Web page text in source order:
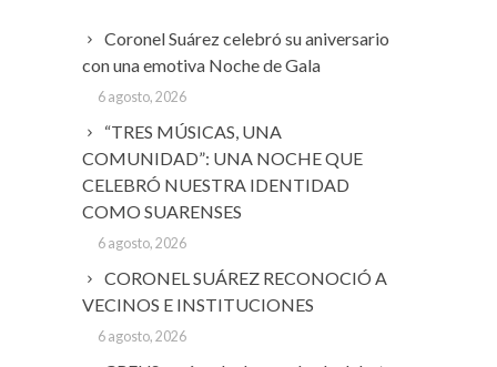
Coronel Suárez celebró su aniversario
con una emotiva Noche de Gala
6 agosto, 2026
“TRES MÚSICAS, UNA
COMUNIDAD”: UNA NOCHE QUE
CELEBRÓ NUESTRA IDENTIDAD
COMO SUARENSES
6 agosto, 2026
CORONEL SUÁREZ RECONOCIÓ A
VECINOS E INSTITUCIONES
6 agosto, 2026